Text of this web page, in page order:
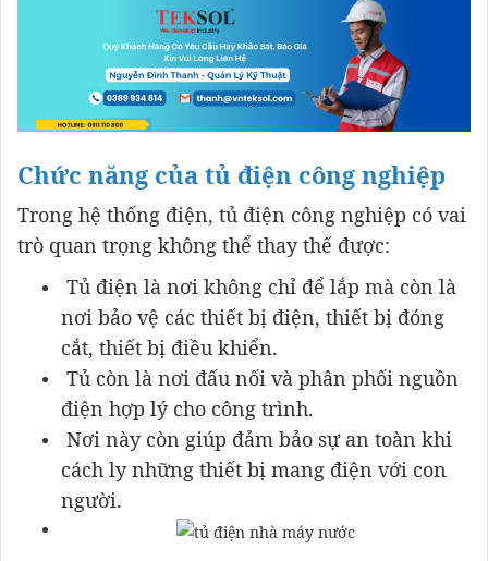
Chức năng của tủ điện công nghiệp
Trong hệ thống điện, tủ điện công nghiệp có vai
trò quan trọng không thể thay thế được:
Tủ điện là nơi không chỉ để lắp mà còn là
nơi bảo vệ các thiết bị điện, thiết bị đóng
cắt, thiết bị điều khiển.
Tủ còn là nơi đấu nối và phân phối nguồn
điện hợp lý cho công trình.
Nơi này còn giúp đảm bảo sự an toàn khi
cách ly những thiết bị mang điện với con
người.